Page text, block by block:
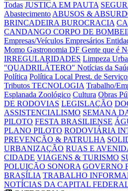
Todas JUSTIÇA EM PAUTA
AbastecimentoABUSOS &
BRINCADEIRABUROCRACIA
CANDANGO CORPO DE
Empresas/Veículos Empresários
Momo Gastronomia DF Gente que é
IRREGULARIDADES Limpeza
"QUADRILÁTERO" Notícias da
Política Política Local Prest. de
Tributos TECNOLOGIA Trabalho/
Esplanada Zoológico Cultura Obras
DE RODOVIAS LEGISLAÇÃO
ASSISTENCIALISMO SEMANA
PILOTO FESTA BRASILIENSE
PLANO PILOTO RODOVIÁRIA
PREVENÇÃO & PATRULHA
URBANIZAÇÃO RUAS E
CIDADE VIAGENS & TURISMO
POLUIÇÃO SONORA GOVERNO
BRASÍLIA TRABALHO
NOTÍCIAS DA CAPITAL